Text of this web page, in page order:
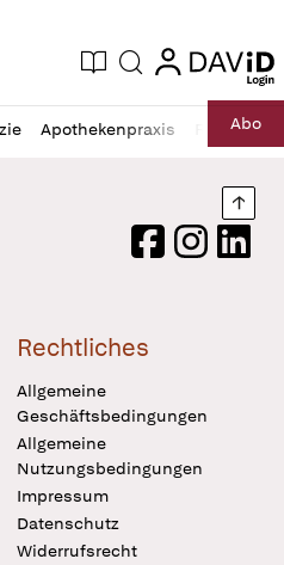
Zeitung
Aktuelle Ausgabe
Suche login
login
Apothekenpraxis RechtAbo
Logo
FacebookInstagram
Rechtliches
Allgemeine
Geschäftsbedingungen
Allgemeine
Nutzungsbedingungen
Impressum
Datenschutz
Widerrufsrecht